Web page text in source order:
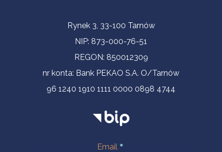
Informacje kontaktoweRynek 3, 33-100 Tarnów
NIP: 873-000-76-51
REGON: 850012309
nr konta: Bank PEKAO S.A. O/Tarnów
96 1240 1910 1111 0000 0898 4744
Email